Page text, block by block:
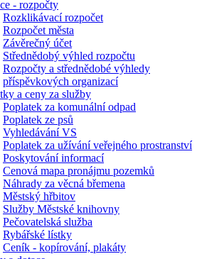
- rozpočty
Rozklikávací rozpočet
Rozpočet města
Závěrečný účet
Střednědobý výhled rozpočtu
Rozpočty a střednědobé výhledy
příspěvkových organizací
a ceny za služby
Poplatek za komunální odpad
Poplatek ze psů
Vyhledávání VS
Poplatek za užívání veřejného prostranství
Poskytování informací
Cenová mapa pronájmu pozemků
Náhrady za věcná břemena
Městský hřbitov
Služby Městské knihovny
Pečovatelská služba
Rybářské lístky
Ceník - kopírování, plakáty